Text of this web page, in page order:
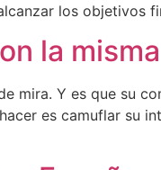
los objetivos
la
mira. Y es que su
es camuflar su